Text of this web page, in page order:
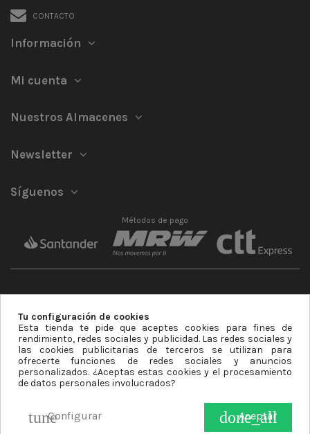
CONTACTO
Información
Mi cuenta
Nuestros Almacenes
Newsletter
Síguenos
Métodos de pago
Mastercard Visa
Tu configuración de cookies
Esta tienda te pide que aceptes cookies para fines de
rendimiento, redes sociales y publicidad. Las redes sociales y
las cookies publicitarias de terceros se utilizan para
ofrecerte funciones de redes sociales y anuncios
personalizados. ¿Aceptas estas cookies y el procesamiento
de datos personales involucrados?
done_all
Aceptar
tuneConfigurar